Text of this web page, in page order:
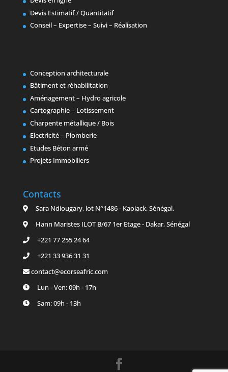
Devis Estimatif / Quantitatif
Conseil – Expertise – Suivi – Réalisation
Conception architecturale
Bâtiment et réhabilitation
Aménagement – Hydro agricole
Cartographie – Lotissement
Charpente métallique / Bois
Electricité – Plomberie
Etudes Béton armé
Projets Immobiliers
Contacts
Sara Ndiougary, lot N°1486 - Kaolack, Sénégal.
Hann Maristes ILOT B/67 1er Etage - Dakar, Sénégal
+221 77 255 24 64
+221 33 936 31 31
contact@ecorseafric.com
Lun - Ven: 09h - 17h
Sam: 09h - 13h